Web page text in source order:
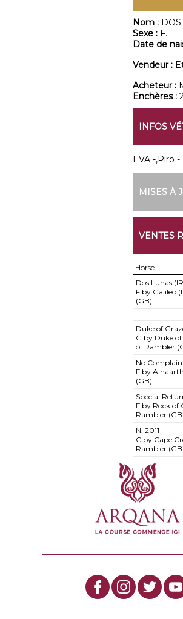
Nom :
Sexe : F.
Date de
Vendeur :
Acheteur :
Enchères :
INFOS
EVA -,Piro -
MISES À
VENTES
Horse
Dos Lunas
F by Galileo
(GB)
Duke of
G by Duke
of Rambler
No
F by
(GB)
Special
F by Rock of
Rambler
N. 2011
C by Cape
Rambler